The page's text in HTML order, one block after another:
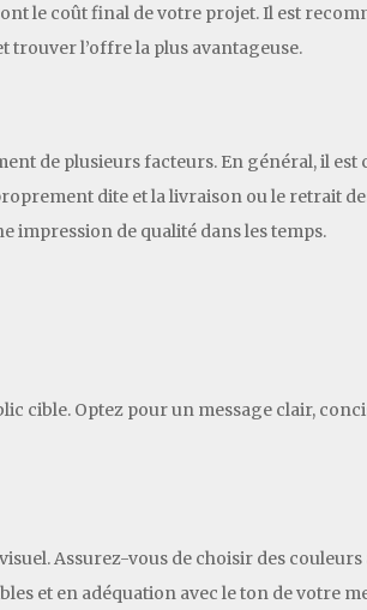
le coût final de votre projet. Il est
trouver l’offre la plus avantageuse.
de plusieurs facteurs. En général, il est
dite et la livraison ou le retrait
de qualité dans les temps.
cible. Optez pour un message clair,
Assurez-vous de choisir des
et en adéquation avec le ton de votre